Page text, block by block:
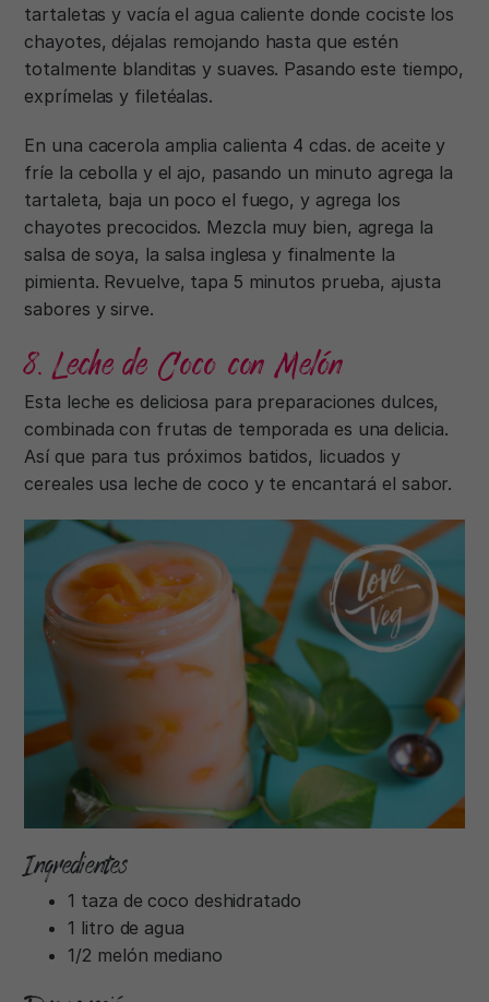
tartaletas y vacía el agua caliente donde cociste los
chayotes, déjalas remojando hasta que estén
totalmente blanditas y suaves. Pasando este tiempo,
exprímelas y filetéalas.
En una cacerola amplia calienta 4 cdas. de aceite y
fríe la cebolla y el ajo, pasando un minuto agrega la
tartaleta, baja un poco el fuego, y agrega los
chayotes precocidos. Mezcla muy bien, agrega la
salsa de soya, la salsa inglesa y finalmente la
pimienta. Revuelve, tapa 5 minutos prueba, ajusta
sabores y sirve.
8. Leche de Coco con Melón
Esta leche es deliciosa para preparaciones dulces,
combinada con frutas de temporada es una delicia.
Así que para tus próximos batidos, licuados y
cereales usa leche de coco y te encantará el sabor.
Ingredientes
1 taza de coco deshidratado
1 litro de agua
1/2 melón mediano